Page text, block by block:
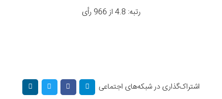
رتبه: 4.8 از 966 رأی
اشتراک‌گذاری در شبکه‌های اجتماعی